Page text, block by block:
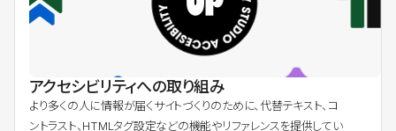
アクセシビリティへの取り組み
より多くの人に情報が届くサイトづくりのために、代替テキスト、コ
ントラスト、HTMLタグ設定などの機能やリファレンスを提供してい